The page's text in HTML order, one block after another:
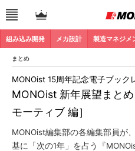
組み込み開発 メカ設計 製造マネジメ
まとめ
MONOist 新年展望まと
モーティブ 編］
MONOist 15周年記念電子ブック
MONOist編集部の各編集部員が
基に「次の1年」を占う『